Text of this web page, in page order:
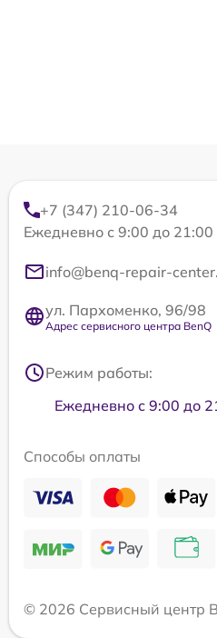
+7 (347) 210-06-34
Ежедневно с 9:00 до 21:00
info@benq-repair-
ул. Пархоменко, 96/98
Адрес сервисного центра BenQ
Режим работы:
Ежедневно с 9:00 до
Способы оплаты
© 2026 Сервисный центр